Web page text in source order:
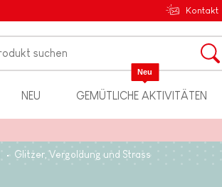
Kontakt
NEU GEMÜTLICHE AKTIVITÄTEN
Neu
Glitzer, Vergoldung und Strass